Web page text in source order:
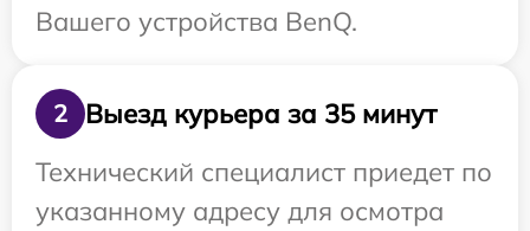
Вашего устройства BenQ.
2
Выезд курьера за 35 минут
Технический специалист приедет по
указанному адресу для осмотра